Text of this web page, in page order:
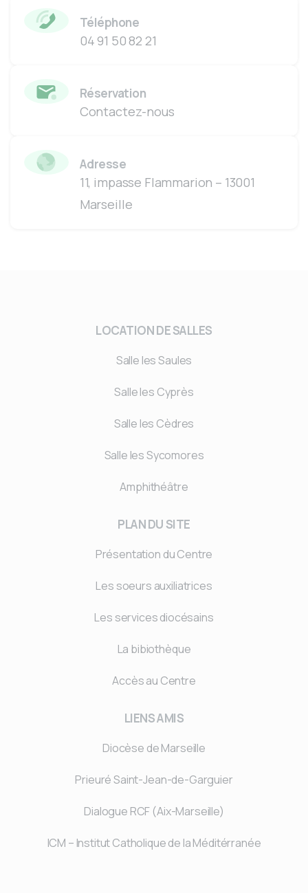
Téléphone
04 91 50 82 21
Réservation
Contactez-nous
Adresse
11, impasse Flammarion – 13001
Marseille
LOCATION DE SALLES
Salle les Saules
Salle les Cyprès
Salle les Cèdres
Salle les Sycomores
Amphithéâtre
PLAN DU SITE
Présentation du Centre
Les soeurs auxiliatrices
Les services diocésains
La bibiothèque
Accès au Centre
LIENS AMIS
Diocèse de Marseille
Prieuré Saint-Jean-de-Garguier
Dialogue RCF (Aix-Marseille)
ICM – Institut Catholique de la Méditérranée